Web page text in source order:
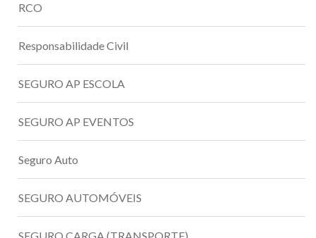
RCO
Responsabilidade Civil
SEGURO AP ESCOLA
SEGURO AP EVENTOS
Seguro Auto
SEGURO AUTOMÓVEIS